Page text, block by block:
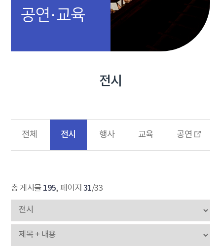
공연·교육
전시
전체 전시 행사 교육 공연
총 게시물 195, 페이지 31/33